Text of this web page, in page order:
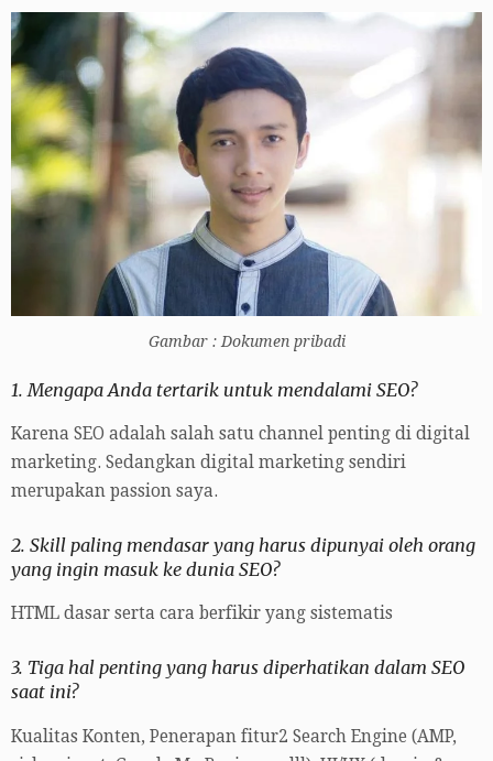
Gambar : Dokumen pribadi
1. Mengapa Anda tertarik untuk mendalami SEO?
Karena SEO adalah salah satu channel penting di digital
marketing. Sedangkan digital marketing sendiri
merupakan passion saya.
2. Skill paling mendasar yang harus dipunyai oleh orang
yang ingin masuk ke dunia SEO?
HTML dasar serta cara berfikir yang sistematis
3. Tiga hal penting yang harus diperhatikan dalam SEO
saat ini?
Kualitas Konten, Penerapan fitur2 Search Engine (AMP,